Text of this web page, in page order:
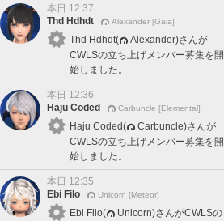
本日 12:37
Thd Hdhdt
Alexander [Gaia]
Thd Hdhdt(
Alexander)さんが
CWLSの立ち上げメンバー募集を開
始しました。
本日 12:36
Haju Coded
Carbuncle [Elemental]
Haju Coded(
Carbuncle)さんが
CWLSの立ち上げメンバー募集を開
始しました。
本日 12:35
Ebi Filo
Unicorn [Meteor]
Ebi Filo(
Unicorn)さんがCWLSの